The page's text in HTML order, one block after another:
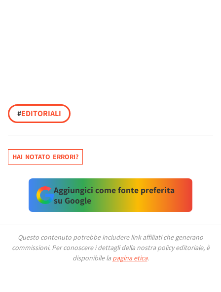
#EDITORIALI
HAI NOTATO ERRORI?
Aggiungici come fonte preferita
su Google
Questo contenuto potrebbe includere link affiliati che generano
commissioni. Per conoscere i dettagli della nostra policy editoriale, è
disponibile la pagina etica.